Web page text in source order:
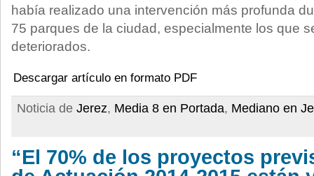
había realizado una intervención más profunda
75 parques de la ciudad, especialmente los que
deteriorados.
Descargar artículo en formato PDF
Noticia de Jerez, Media 8 en Portada, Mediano en
“El 70% de los proyectos